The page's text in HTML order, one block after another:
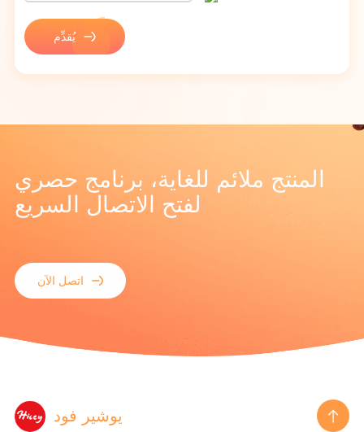
يُقدِّم
المنتج ملائم للغاية، برنامج حصري
لفتح الاتصال السريع
اتصل الآن
يوشير فود